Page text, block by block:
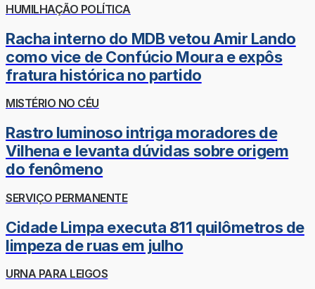
HUMILHAÇÃO POLÍTICA
Racha interno do MDB vetou Amir Lando
como vice de Confúcio Moura e expôs
fratura histórica no partido
MISTÉRIO NO CÉU
Rastro luminoso intriga moradores de
Vilhena e levanta dúvidas sobre origem
do fenômeno
SERVIÇO PERMANENTE
Cidade Limpa executa 811 quilômetros de
limpeza de ruas em julho
URNA PARA LEIGOS